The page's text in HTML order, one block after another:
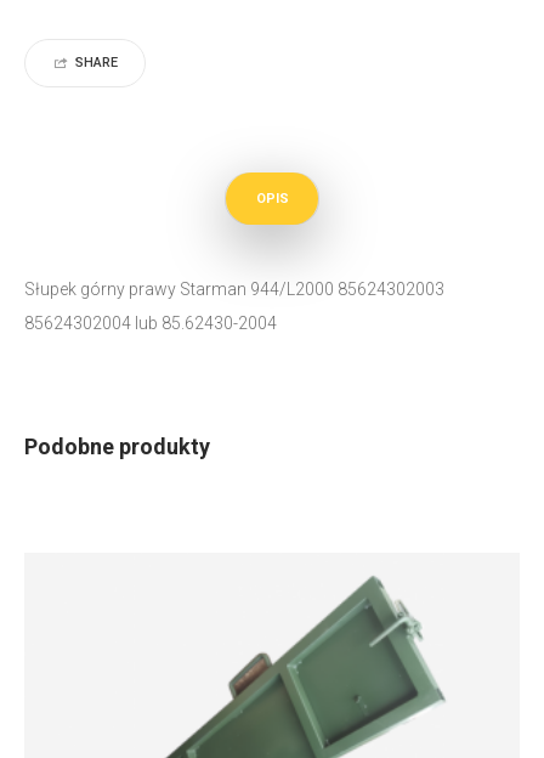
SHARE
OPIS
Słupek górny prawy Starman 944/L2000 85624302003
85624302004 lub 85.62430-2004
Podobne produkty